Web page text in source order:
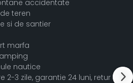
accidentate
teren
si de santier
marfa
nautice
2-3 zile, garantie 24 luni, retur 14